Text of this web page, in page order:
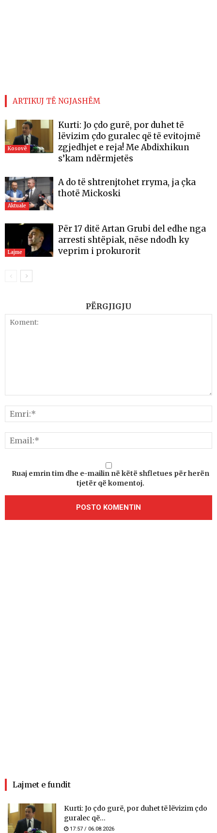
ARTIKUJ TË NGJASHËM
Kosovë
Kurti: Jo çdo gurë, por duhet të
lëvizim çdo guralec që të evitojmë
zgjedhjet e reja! Me Abdixhikun
s’kam ndërmjetës
Aktuale
A do të shtrenjtohet rryma, ja çka
thotë Mickoski
Lajme
Për 17 ditë Artan Grubi del edhe nga
arresti shtëpiak, nëse ndodh ky
veprim i prokurorit
PËRGJIGJU
Ruaj emrin tim dhe e-mailin në këtë shfletues për herën
tjetër që komentoj.
Lajmet e fundit
Kurti: Jo çdo gurë, por duhet të lëvizim çdo
guralec që...
17:57 / 06.08.2026